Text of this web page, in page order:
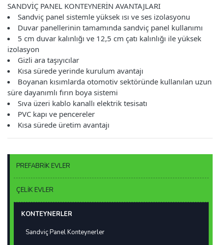
PREFABRİK EVLER
ÇELİK EVLER
KONTEYNERLER
Sandviç Panel Konteynerler
SANDVİÇ PANEL KONTEYNERİN AVANTAJLARI
Sandviç panel sistemle yüksek ısı ve ses izolasyonu
Duvar panellerinin tamamında sandviç panel kullanımı
5 cm duvar kalınlığı ve 12,5 cm çatı kalınlığı ile yüksek
izolasyon
Gizli ara taşıyıcılar
Kısa sürede yerinde kurulum avantajı
Boyanan kısımlarda otomotiv sektöründe kullanılan uzun
süre dayanımlı fırın boya sistemi
Sıva üzeri kablo kanallı elektrik tesisatı
PVC kapı ve pencereler
Kısa sürede üretim avantajı